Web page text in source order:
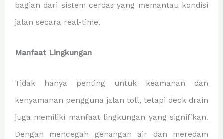
bagian dari sistem cerdas yang memantau kondisi
jalan secara real-time.
Manfaat Lingkungan
Tidak hanya penting untuk keamanan dan
kenyamanan pengguna jalan toll, tetapi deck drain
juga memiliki manfaat lingkungan yang signifikan.
Dengan mencegah genangan air dan meredam